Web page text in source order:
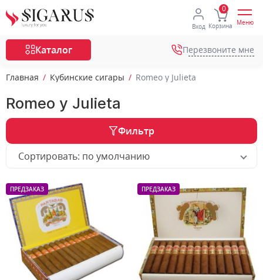
Вход Корзина Меню
Каталог Перезвоните мне
Главная Кубинские сигары Romeo y Julieta
Romeo y Julieta
Фильтр
Сортировать: по умолчанию
ПРЕДЗАКАЗ ПРЕДЗАКАЗ